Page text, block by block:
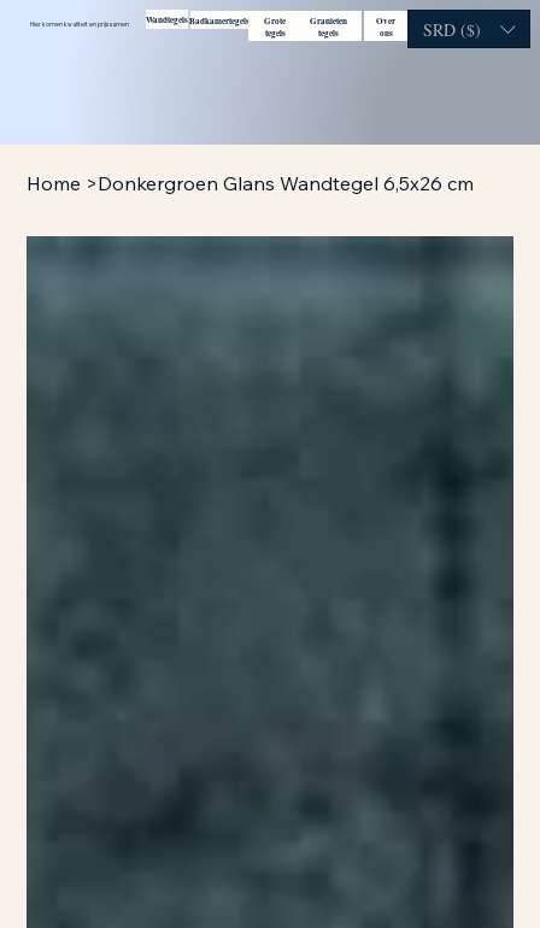
WandtegelsBadkamertegels
Grote
tegels
Granieten
tegels
Over
ons
showroom
SRD ($)
Hier komen kwaliteit en prijs samen
Home >Donkergroen Glans Wandtegel 6,5x26 cm